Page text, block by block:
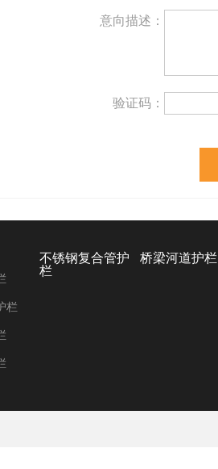
意向描述：
验证码：
栏
不锈钢复合管护
栏
桥梁河道护栏